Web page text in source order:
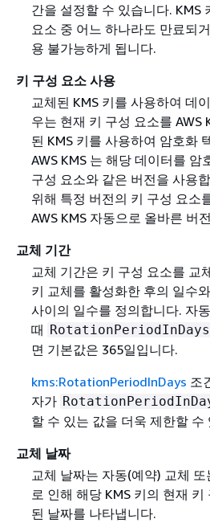
간을 설정할 수 있습니다. KMS
요소 중 어느 하나라도 만료되
용 불가능하게 됩니다.
키 구성 요소 사용
교체된 KMS 키를 사용하여 데
우는 현재 키 구성 요소를 AWS
된 KMS 키를 사용하여 암호화
AWS KMS 는 해당 데이터를 암
구성 요소와 같은 버전을 사용
위해 특정 버전의 키 구성 요소
AWS KMS 자동으로 올바른 버
교체 기간
교체 기간은 키 구성 요소를 교
키 교체를 활성화한 후의 일수
사이의 일수를 정의합니다. 자
때 RotationPeriodInDays
면 기본값은 365일입니다.
kms:RotationPeriodInDays 조
자가
할 수 있는 값을 더욱 제한할 수
교체 날짜
교체 날짜는 자동(예약) 교체
로 인해 해당 KMS 키의 현재
된 날짜를 나타냅니다.